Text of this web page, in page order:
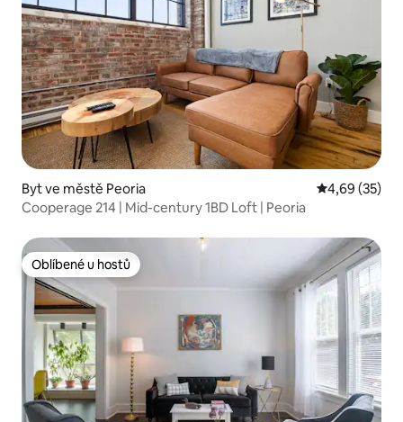
Byt ve městě Peoria Průměrné
4,69 (35)
Cooperage 214 | Mid-century 1BD Loft | Peoria
Oblíbené u hostů
Oblíbené u hostů